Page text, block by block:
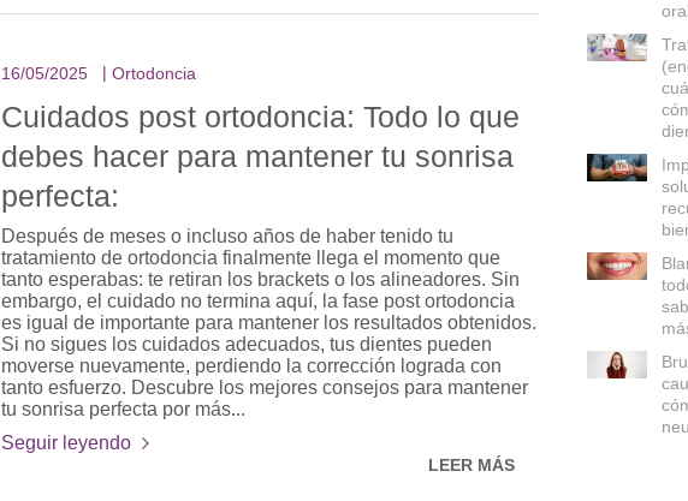
16/05/2025 Ortodoncia
Cuidados post ortodoncia: Todo lo que
debes hacer para mantener tu sonrisa
perfecta:
Después de meses o incluso años de haber tenido tu
tratamiento de ortodoncia finalmente llega el momento que
tanto esperabas: te retiran los brackets o los alineadores. Sin
embargo, el cuidado no termina aquí, la fase post ortodoncia
es igual de importante para mantener los resultados obtenidos.
Si no sigues los cuidados adecuados, tus dientes pueden
moverse nuevamente, perdiendo la corrección lograda con
tanto esfuerzo. Descubre los mejores consejos para mantener
tu sonrisa perfecta por más...
Seguir leyendo
LEER MÁS